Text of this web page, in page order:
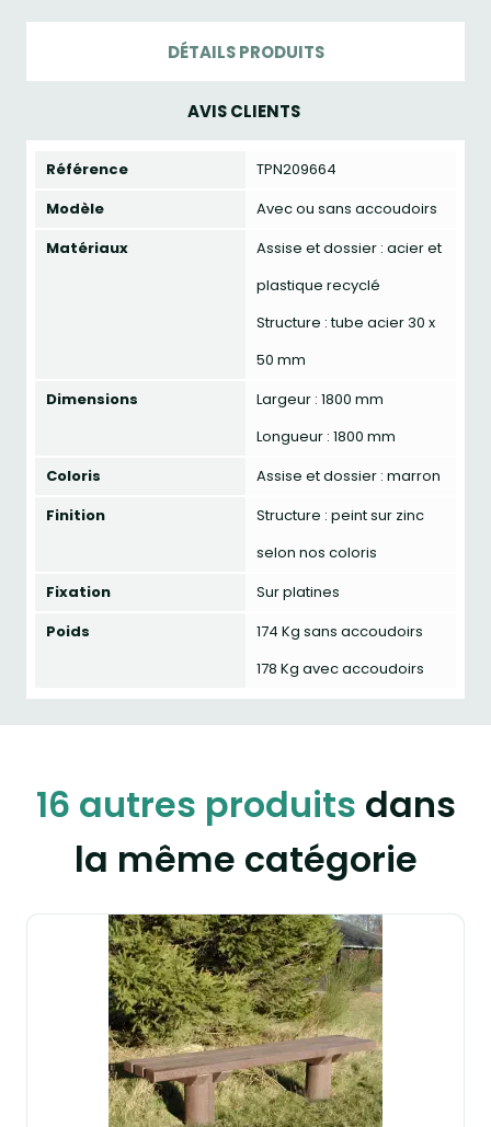
DÉTAILS PRODUITS
AVIS CLIENTS
Référence
TPN209664
Modèle
Avec ou sans accoudoirs
Matériaux
Assise et dossier : acier et
plastique recyclé
Structure : tube acier 30 x
50 mm
Dimensions
Largeur : 1800 mm
Longueur : 1800 mm
Coloris
Assise et dossier : marron
Finition
Structure : peint sur zinc
selon nos coloris
Fixation
Sur platines
Poids
174 Kg sans accoudoirs
178 Kg avec accoudoirs
16 autres produits dans
la même catégorie